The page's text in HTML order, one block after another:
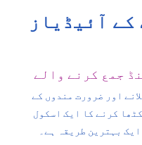
کے آئیڈیاز
جمع کرنے والے
اور ضرورت مندوں کے
کرنے کا ایک اسکول